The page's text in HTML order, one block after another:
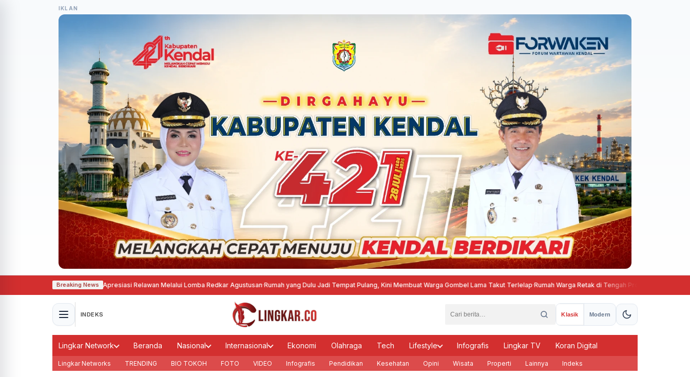
IKLAN
Breaking News
Sebulan, Damkar Apresiasi Relawan Melalui Lomba Redkar Agustusan·Rumah yang Dulu Jadi Tempat Pulang, Kini Membuat Warga Gombel Lama Takut Terlelap·Rumah Warga Retak di Tengah Proyek Pakuwon Mall Gombel
INDEKS Klasik Modern
Lingkar Network Beranda Nasional Internasional Ekonomi Olahraga Tech Lifestyle Infografis Lingkar TV Koran Digital
Lingkar Networks TRENDING BIO TOKOH FOTO VIDEO Infografis Pendidikan Kesehatan Opini Wisata Properti Lainnya Indeks